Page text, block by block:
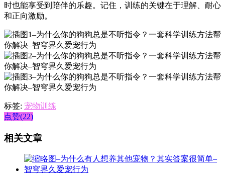
时也能享受到陪伴的乐趣。记住，训练的关键在于理解、耐心
和正向激励。
标签: 宠物训练
点赞(22)
相关文章